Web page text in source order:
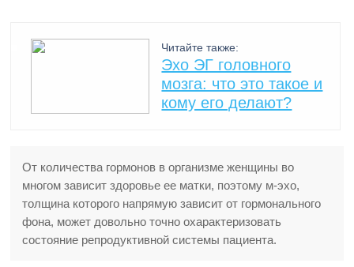
Читайте также:
Эхо ЭГ головного
мозга: что это такое и
кому его делают?
От количества гормонов в организме женщины во
многом зависит здоровье ее матки, поэтому м-эхо,
толщина которого напрямую зависит от гормонального
фона, может довольно точно охарактеризовать
состояние репродуктивной системы пациента.